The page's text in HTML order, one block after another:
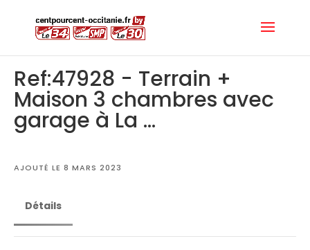
Ref:47928 - Terrain +
Maison 3 chambres avec
garage à La ...
AJOUTÉ LE 8 MARS 2023
Détails